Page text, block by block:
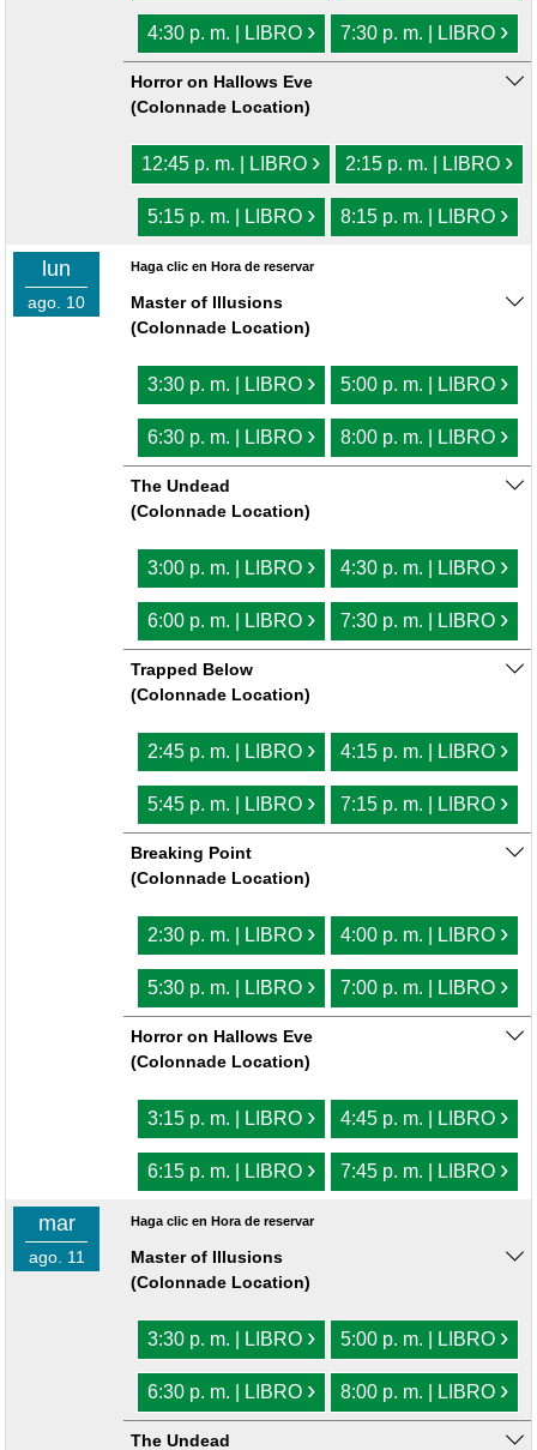
4:30 p. m. | LIBRO › 7:30 p. m. | LIBRO ›
Horror on Hallows Eve
(Colonnade Location)
12:45 p. m. | LIBRO › 2:15 p. m. | LIBRO ›
5:15 p. m. | LIBRO › 8:15 p. m. | LIBRO ›
lun
ago. 10
Haga clic en Hora de reservar
Master of Illusions
(Colonnade Location)
3:30 p. m. | LIBRO › 5:00 p. m. | LIBRO ›
6:30 p. m. | LIBRO › 8:00 p. m. | LIBRO ›
The Undead
(Colonnade Location)
3:00 p. m. | LIBRO › 4:30 p. m. | LIBRO ›
6:00 p. m. | LIBRO › 7:30 p. m. | LIBRO ›
Trapped Below
(Colonnade Location)
2:45 p. m. | LIBRO › 4:15 p. m. | LIBRO ›
5:45 p. m. | LIBRO › 7:15 p. m. | LIBRO ›
Breaking Point
(Colonnade Location)
2:30 p. m. | LIBRO › 4:00 p. m. | LIBRO ›
5:30 p. m. | LIBRO › 7:00 p. m. | LIBRO ›
Horror on Hallows Eve
(Colonnade Location)
3:15 p. m. | LIBRO › 4:45 p. m. | LIBRO ›
6:15 p. m. | LIBRO › 7:45 p. m. | LIBRO ›
mar
ago. 11
Haga clic en Hora de reservar
Master of Illusions
(Colonnade Location)
3:30 p. m. | LIBRO › 5:00 p. m. | LIBRO ›
6:30 p. m. | LIBRO › 8:00 p. m. | LIBRO ›
The Undead